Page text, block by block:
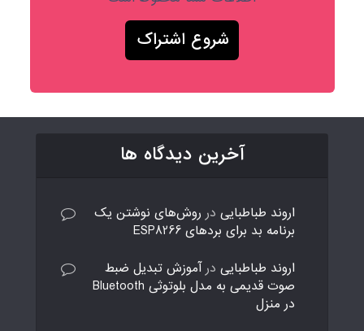
آخرین دیدگاه ها
اروند طباطبایی در روش‌های نوشتن یک
برنامه بد برای بردهای ESP8266
اروند طباطبایی درآموزش تبدیل ضبط
صوت قدیمی به مدل بلوتوثی Bluetooth
در منزل